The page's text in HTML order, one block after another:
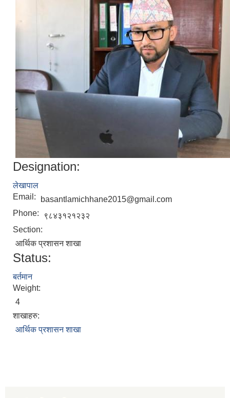
Designation:
लेखापाल
Email:
basantlamichhane2015@gmail.com
Phone:
९८४३१२१२३२
Section:
आर्थिक प्रशासन शाखा
Status:
बर्तमान
Weight:
4
शाखाहरु:
आर्थिक प्रशासन शाखा